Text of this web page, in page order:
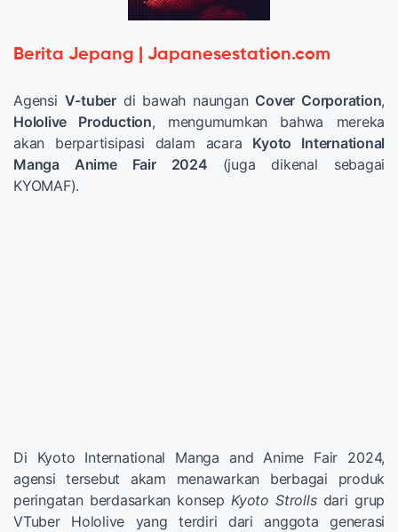
Berita Jepang | Japanesestation.com
Agensi V-tuberdi bawah naungan Cover Corporation,
Hololive Production, mengumumkan bahwa mereka
akan berpartisipasi dalam acara Kyoto International
Manga Anime Fair 2024 (juga dikenal sebagai
KYOMAF).
Di Kyoto International Manga and Anime Fair 2024,
agensi tersebut akam menawarkan berbagai produk
peringatan berdasarkan konsep Kyoto Strollsdari grup
VTuber Hololive yang terdiri dari anggota generasi